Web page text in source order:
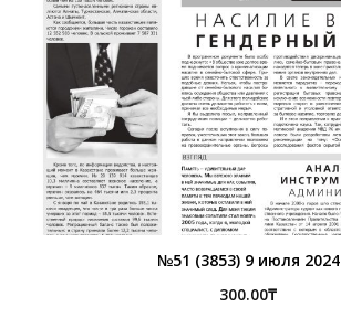
№51 (3853) 9 июля 2024
300.00₸